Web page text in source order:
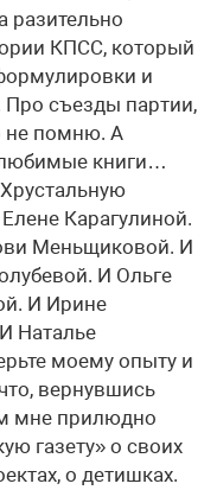
разительно
КПСС, который
и
Про съезды партии,
не помню. А
книги…
Карагулиной.
Меньщиковой. И
И Ольге
И Ирине
Наталье
моему опыту и
вернувшись
мне прилюдно
газету» о своих
о детишках.